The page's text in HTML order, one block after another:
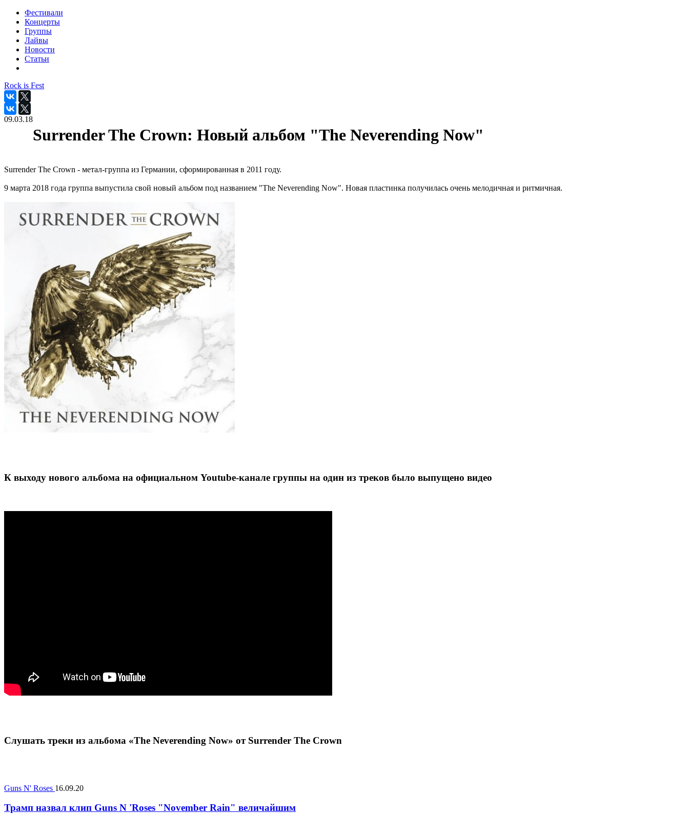
Фестивали
Концерты
Группы
Лайвы
Новости
Статьи
Rock is Fest
09.03.18
Surrender The Crown: Новый альбом "The Neverending Now"
Surrender The Crown - метал-группа из Германии, сформированная в 2011 году.
9 марта 2018 года группа выпустила свой новый альбом под названием "The Neverending Now". Новая пластинка получилась очень мелодичная и ритмичная.
К выходу нового альбома на официальном Youtube-канале группы на один из треков было выпущено видео
Слушать треки из альбома «The Neverending Now» от Surrender The Crown
Guns N' Roses 16.09.20
Трамп назвал клип Guns N 'Roses "November Rain" величайшим